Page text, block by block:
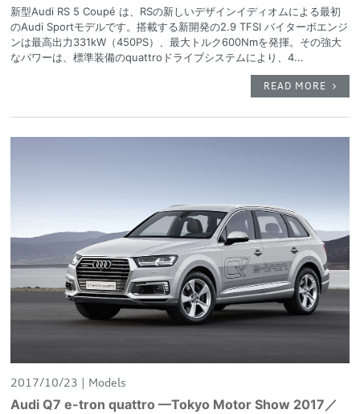
新型Audi RS 5 Coupé は、RSの新しいデザインイディオムによる最初
のAudi Sportモデルです。搭載する新開発の2.9 TFSI バイターボエンジ
ンは最高出力331kW（450PS）、最大トルク600Nmを発揮。その強大
なパワーは、標準装備のquattroドライブシステムにより、4...
READ MORE
2017/10/23 Models
Audi Q7 e-tron quattro —Tokyo Motor Show 2017／